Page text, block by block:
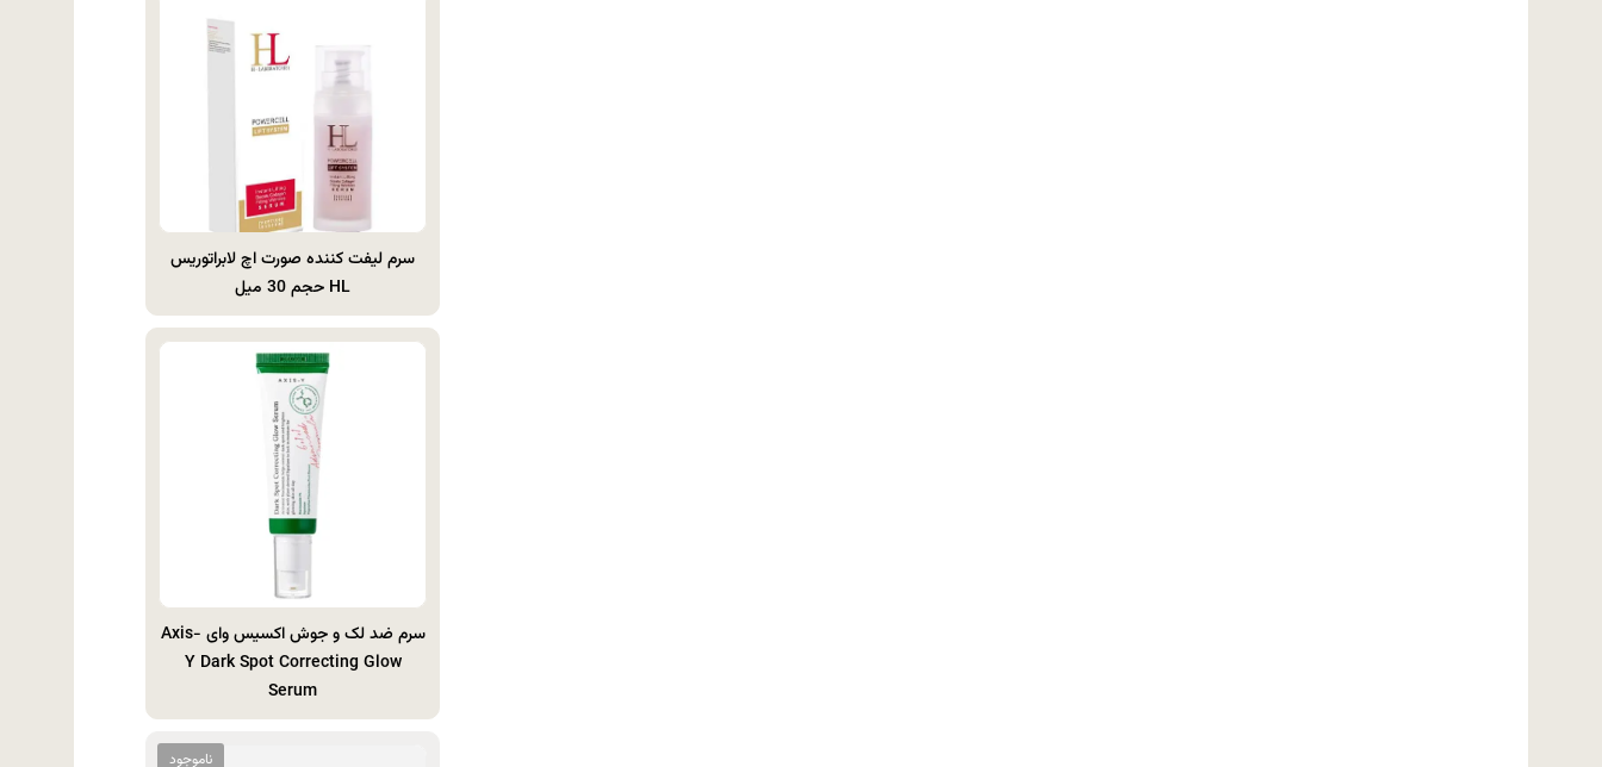
سرم لیفت کننده صورت اچ لابراتوریس
HL حجم 30 میل
سرم ضد لک و جوش اکسیس وای Axis-
Y Dark Spot Correcting Glow
Serum